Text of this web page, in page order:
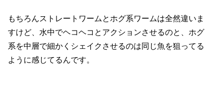
もちろんストレートワームとホグ系ワームは全然違いま
すけど、水中でヘコヘコとアクションさせるのと、ホグ
系を中層で細かくシェイクさせるのは同じ魚を狙ってる
ように感じてるんです。